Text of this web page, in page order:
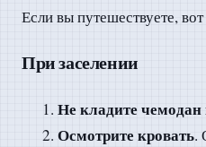
Если вы путешествуете,
При заселении
Не кладите чемодан
Осмотрите кровать.